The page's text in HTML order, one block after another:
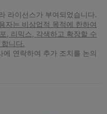
라이선스가 부여되었습니다.
자는 비상업적 목적에 한하여
, 리믹스, 각색하고 확장할 수
니다.
연락하여 추가 조치를 논의